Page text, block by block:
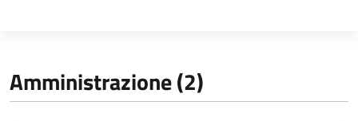
Amministrazione (2)